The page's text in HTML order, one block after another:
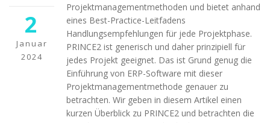
2
Januar
2024
Projektmanagementmethoden und bietet anhand
eines Best-Practice-Leitfadens
Handlungsempfehlungen für jede Projektphase.
PRINCE2 ist generisch und daher prinzipiell für
jedes Projekt geeignet. Das ist Grund genug die
Einführung von ERP-Software mit dieser
Projektmanagementmethode genauer zu
betrachten. Wir geben in diesem Artikel einen
kurzen Überblick zu PRINCE2 und betrachten die
Statistiken
Diese Cookies
helfen uns dabei
die Funktionalität
verbessern. Sie